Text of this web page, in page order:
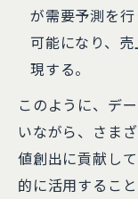
が需要予測を
可能になり、
現する。
このように、デ
いながら、さま
値創出に貢献し
的に活用するこ